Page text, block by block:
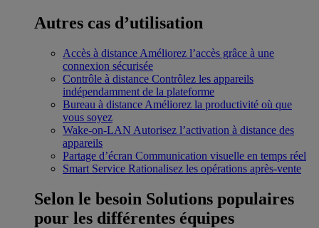
Autres cas d’utilisation
Accès à distance Améliorez l’accès grâce à une
connexion sécurisée
Contrôle à distance Contrôlez les appareils
indépendamment de la plateforme
Bureau à distance Améliorez la productivité où que
vous soyez
Wake-on-LAN Autorisez l’activation à distance des
appareils
Partage d’écran Communication visuelle en temps réel
Smart Service Rationalisez les opérations après-vente
Selon le besoin Solutions populaires
pour les différentes équipes